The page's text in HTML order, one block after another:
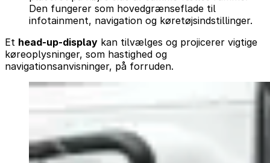
Den fungerer som hovedgrænseflade til
infotainment, navigation og køretøjsindstillinger.
Et head-up-display kan tilvælges og projicerer vigtige
køreoplysninger, som hastighed og
navigationsanvisninger, på forruden.